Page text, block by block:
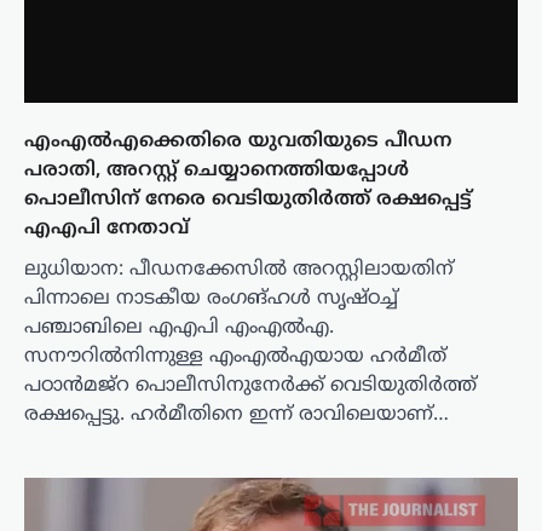
എംഎൽഎക്കെതിരെ യുവതിയുടെ പീഡന
പരാതി, അറസ്റ്റ് ചെയ്യാനെത്തിയപ്പോൾ
പൊലീസിന് നേരെ വെടിയുതിർത്ത് രക്ഷപ്പെട്ട്
എഎപി നേതാവ്
ലുധിയാന: പീഡനക്കേസിൽ അറസ്റ്റിലായതിന്
പിന്നാലെ നാടകീയ രംഗങ്ഹൾ സൃഷ്ഠച്ച്
പഞ്ചാബിലെ എഎപി എംഎൽഎ.
സനൗറിൽനിന്നുള്ള എംഎൽഎയായ ഹർമീത്
പഠാൻമജ്‌റ പൊലീസിനുനേർക്ക് വെടിയുതിർത്ത്
രക്ഷപ്പെട്ടു. ഹർമീതിനെ ഇന്ന് രാവിലെയാണ്…